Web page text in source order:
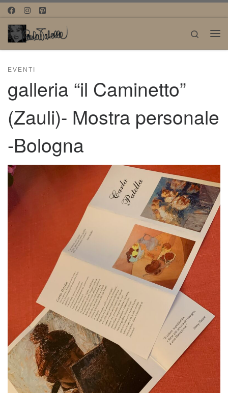
Passa al contenuto
Search
EVENTI
galleria “il Caminetto”
(Zauli)- Mostra personale
-Bologna